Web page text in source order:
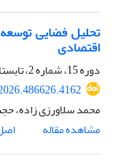
تحلیل فضایی
اقتصادی
دوره 15، شماره 2، تابستان 1404، صفحه
محمد سلاورزی زاده،
مشاهده مقاله